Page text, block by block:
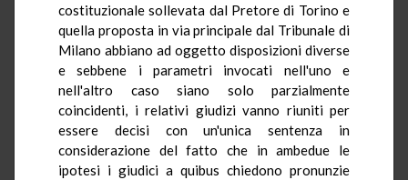
costituzionale sollevata dal Pretore di Torino e
quella proposta in via principale dal Tribunale di
Milano abbiano ad oggetto disposizioni diverse
e sebbene i parametri invocati nell'uno e
nell'altro caso siano solo parzialmente
coincidenti, i relativi giudizi vanno riuniti per
essere decisi con un'unica sentenza in
considerazione del fatto che in ambedue le
ipotesi i giudici a quibus chiedono pronunzie